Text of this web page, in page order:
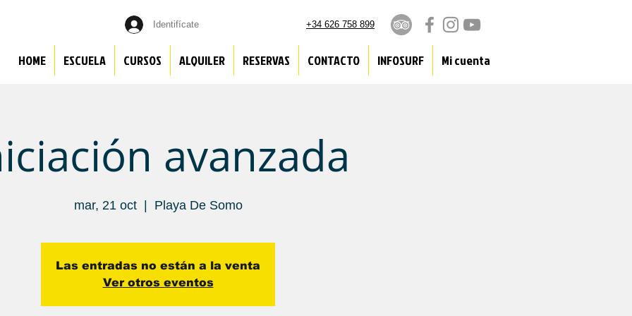
Identifícate +34 626 758 899
HOME ESCUELA CURSOS ALQUILER RESERVAS CONTACTO INFOSURF Mi cuenta
avanzada
mar, 21 oct
  |
Playa De Somo
Las entradas no están a la venta
Ver otros eventos